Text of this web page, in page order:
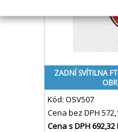
ZADNÍ SVÍTILNA
Kód: OSV507
Cena bez DPH
Cena s DPH692,32